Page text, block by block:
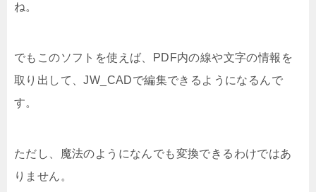
ね。
でもこのソフトを使えば、PDF内の線や文字の情報を
取り出して、JW_CADで編集できるようになるんで
す。
ただし、魔法のようになんでも変換できるわけではあ
りません。